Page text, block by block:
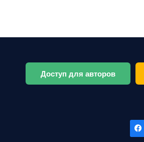
Доступ для авторов